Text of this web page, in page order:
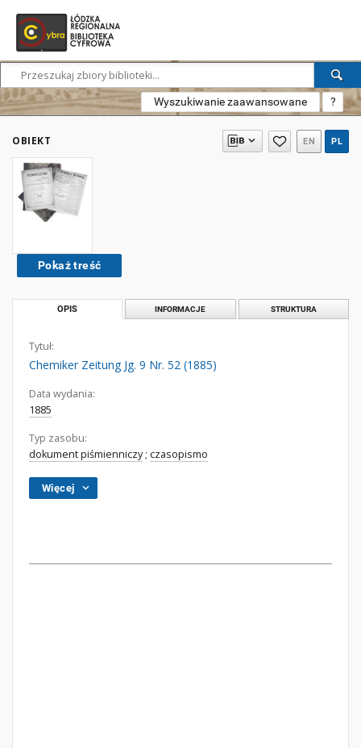
Wyszukiwanie zaawansowane ?
OBIEKT EN PL
Pokaż treść
OPIS INFORMACJE STRUKTURA
Tytuł:
Chemiker Zeitung Jg. 9 Nr. 52 (1885)
Data wydania:
1885
Typ zasobu:
dokument piśmienniczy; czasopismo
Więcej